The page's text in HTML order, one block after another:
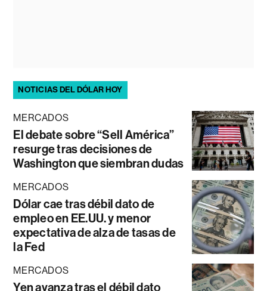
NOTICIAS DEL DÓLAR HOY
MERCADOS
El debate sobre “Sell América”
resurge tras decisiones de
Washington que siembran dudas
MERCADOS
Dólar cae tras débil dato de
empleo en EE.UU. y menor
expectativa de alza de tasas de
la Fed
MERCADOS
Yen avanza tras el débil dato